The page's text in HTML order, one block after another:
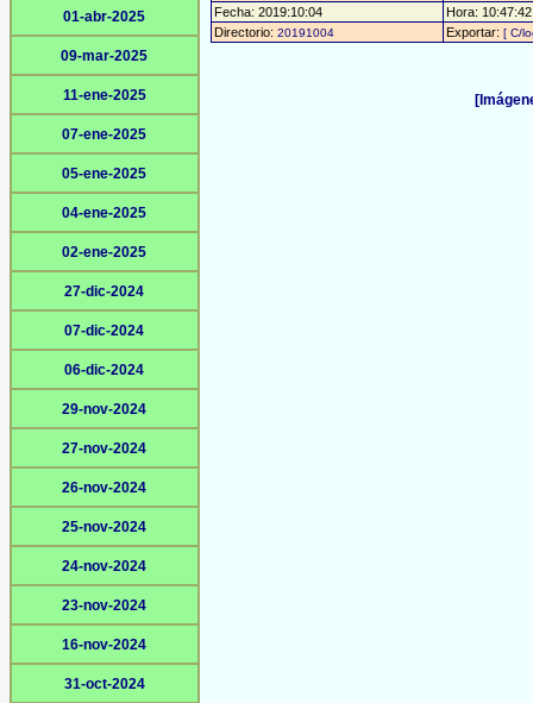
01-abr-2025
09-mar-2025
11-ene-2025
07-ene-2025
05-ene-2025
04-ene-2025
02-ene-2025
27-dic-2024
07-dic-2024
06-dic-2024
29-nov-2024
27-nov-2024
26-nov-2024
25-nov-2024
24-nov-2024
23-nov-2024
16-nov-2024
31-oct-2024
Fecha: 2019:10:04
Hora:
Directorio: 20191004 Exportar: [ C/